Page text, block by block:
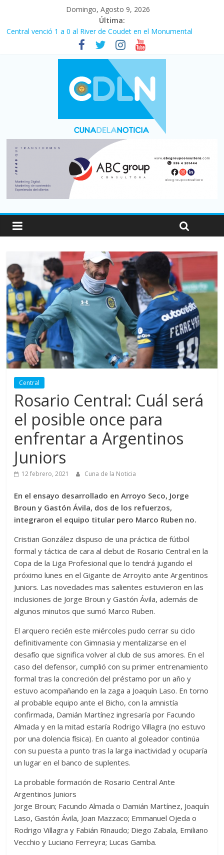
Domingo, Agosto 9, 2026
Última:
Central venció 1 a 0 al River de Coudet en el Monumental
La morosidad alcanzó su nivel más alto en dos décadas y ya
afecta a 400 mil deudores en Santa Fe
Desde que asumió Milei cerraron 41.000 kioscos: el sector
denuncia crisis como en 2001
Vacaciones de invierno con más movimiento y consumo
turístico: 4,6 millones de personas viajaron por el país, un 5,9%
Fuerte caída de la venta de autos usados en julio: bajó un 12,6%
Central
Rosario Central: Cuál será
el posible once para
enfrentar a Argentinos
Juniors
12 febrero, 2021 Cuna de la Noticia
En el ensayo desarrollado en Arroyo Seco, Jorge
Broun y Gastón Ávila, dos de los refuerzos,
integraron el equipo titular pero Marco Ruben no.
Cristian González dispuso de una práctica de fútbol
formal y táctica de cara al debut de Rosario Central en la
Copa de la Liga Profesional que lo tendrá jugando el
próximo lunes en el Gigante de Arroyito ante Argentinos
Juniors. Las novedades mas salientes estuvieron en las
inclusiones de Jorge Broun y Gastón Ávila, además de
algunos minutos que sumó Marco Ruben.
El arquero recién este miércoles pudo cerrar su ciclo
definitivamente con Gimnasia y mentalizarse en el
desafío que significa volver al club de sus amores. En el
caso del defensor, cumplió con su primer entrenamiento
formal tras la concreción del préstamo por un año y
estuvo acompañando en la zaga a Joaquín Laso. En torno
al probable equipo ante el Bicho, con la amnistía
confirmada, Damián Martínez ingresaría por Facundo
Almada y en la mitad estaría Rodrigo Villagra (no estuvo
por una dolencia física). En cuanto al goleador continúa
con su puesta a punto tras la larga inactividad y ocuparía
un lugar en el banco de suplentes.
La probable formación de Rosario Central Ante
Argentinos Juniors
Jorge Broun; Facundo Almada o Damián Martínez, Joaquín
Laso, Gastón Ávila, Joan Mazzaco; Emmanuel Ojeda o
Rodrigo Villagra y Fabián Rinaudo; Diego Zabala, Emiliano
Vecchio y Luciano Ferreyra; Lucas Gamba.